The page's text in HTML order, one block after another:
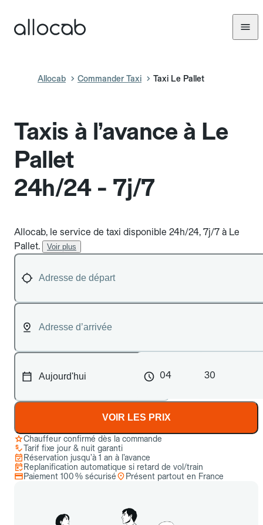
Allocab Commander Taxi Taxi Le Pallet
Taxis à l’avance à Le
Pallet
24h/24 - 7j/7
Allocab, le service de taxi disponible 24h/24, 7j/7 à Le
Pallet.
Voir plus
04 30
VOIR LES PRIX
Chauffeur confirmé dès la commande
Tarif fixe jour & nuit garanti
Réservation jusqu’à 1 an à l’avance
Replanification automatique si retard de vol/train
Paiement 100 % sécurisé
Présent partout en France